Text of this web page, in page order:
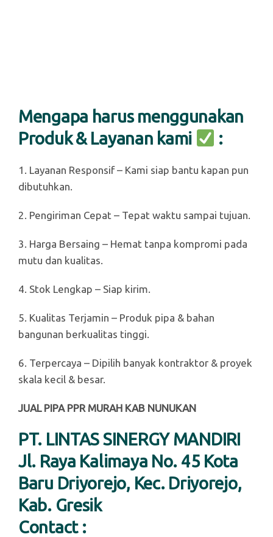
Mengapa harus menggunakan
Produk & Layanan kami
:
1. Layanan Responsif – Kami siap bantu kapan pun
dibutuhkan.
2. Pengiriman Cepat – Tepat waktu sampai tujuan.
3. Harga Bersaing – Hemat tanpa kompromi pada
mutu dan kualitas.
4. Stok Lengkap – Siap kirim.
5. Kualitas Terjamin – Produk pipa & bahan
bangunan berkualitas tinggi.
6. Terpercaya – Dipilih banyak kontraktor & proyek
skala kecil & besar.
JUAL PIPA PPR MURAH KAB NUNUKAN
PT. LINTAS SINERGY MANDIRI
Jl. Raya Kalimaya No. 45 Kota
Baru Driyorejo, Kec. Driyorejo,
Kab. Gresik
Contact :